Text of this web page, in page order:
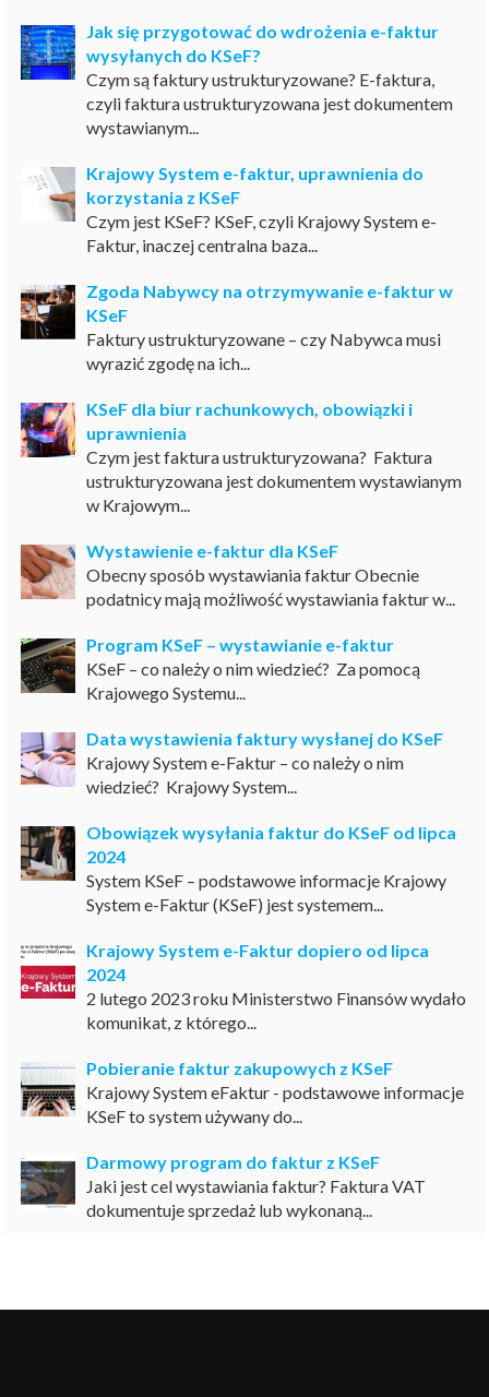
Jak się przygotować do wdrożenia e-faktur
wysyłanych do KSeF?
Czym są faktury ustrukturyzowane? E-faktura,
czyli faktura ustrukturyzowana jest dokumentem
wystawianym...
Krajowy System e-faktur, uprawnienia do
korzystania z KSeF
Czym jest KSeF? KSeF, czyli Krajowy System e-
Faktur, inaczej centralna baza...
Zgoda Nabywcy na otrzymywanie e-faktur w
KSeF
Faktury ustrukturyzowane – czy Nabywca musi
wyrazić zgodę na ich...
KSeF dla biur rachunkowych, obowiązki i
uprawnienia
Czym jest faktura ustrukturyzowana? Faktura
ustrukturyzowana jest dokumentem wystawianym
w Krajowym...
Wystawienie e-faktur dla KSeF
Obecny sposób wystawiania faktur Obecnie
podatnicy mają możliwość wystawiania faktur w...
Program KSeF – wystawianie e-faktur
KSeF – co należy o nim wiedzieć? Za pomocą
Krajowego Systemu...
Data wystawienia faktury wysłanej do KSeF
Krajowy System e-Faktur – co należy o nim
wiedzieć? Krajowy System...
Obowiązek wysyłania faktur do KSeF od lipca
2024
System KSeF – podstawowe informacje Krajowy
System e-Faktur (KSeF) jest systemem...
Krajowy System e-Faktur dopiero od lipca
2024
2 lutego 2023 roku Ministerstwo Finansów wydało
komunikat, z którego...
Pobieranie faktur zakupowych z KSeF
Krajowy System eFaktur - podstawowe informacje
KSeF to system używany do...
Darmowy program do faktur z KSeF
Jaki jest cel wystawiania faktur? Faktura VAT
dokumentuje sprzedaż lub wykonaną...